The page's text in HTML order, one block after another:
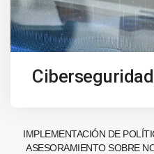
IMPLEMENTACIÓN DE
ASESORAMIENTO SOBRE